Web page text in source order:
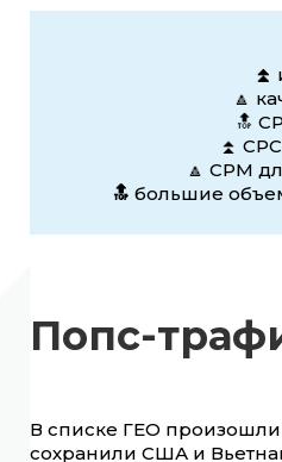
⏫
🔼
🔝
⏫
🔼 CPM
🔝 большие
Попс-
В списке ГЕО
сохранили США и